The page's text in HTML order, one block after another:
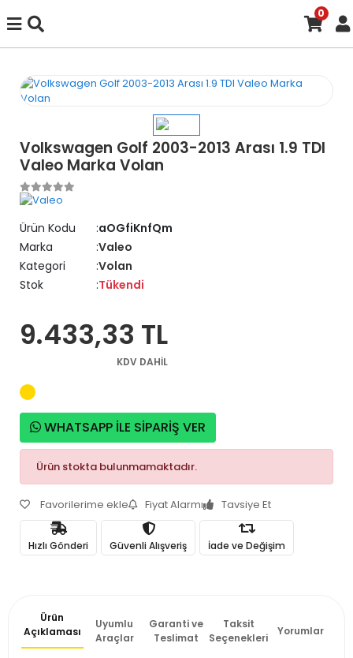
0
Volkswagen Golf 2003-2013 Arası 1.9 TDI
Valeo Marka Volan
Ürün Kodu
aOGfiKnfQm
Marka
Valeo
Kategori
Volan
Stok
Tükendi
9.433,33 TL
KDV DAHİL
WHATSAPP İLE SİPARİŞ VER
Ürün stokta bulunmamaktadır.
Favorilerime ekle Fiyat Alarmı Tavsiye Et
Hızlı Gönderi Güvenli Alışveriş İade ve Değişim
Ürün
Açıklaması
Uyumlu
Araçlar
Garanti ve
Teslimat
Taksit
Seçenekleri
Yorumlar